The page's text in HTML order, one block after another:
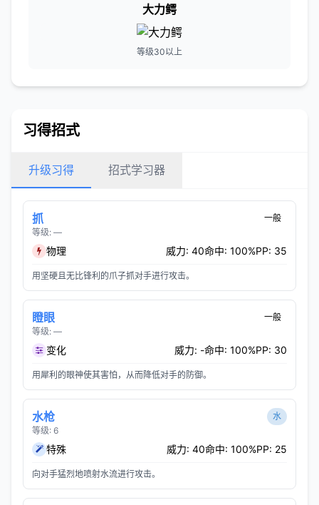
大力鳄
等级30以上
习得招式
升级习得 招式学习器
抓
等级: —
一般
物理 威力: 40命中: 100%PP: 35
用坚硬且无比锋利的爪子抓对手进行攻击。
瞪眼
等级: —
一般
变化 威力: -命中: 100%PP: 30
用犀利的眼神使其害怕，从而降低对手的防御。
水枪
等级: 6
水
特殊 威力: 40命中: 100%PP: 25
向对手猛烈地喷射水流进行攻击。